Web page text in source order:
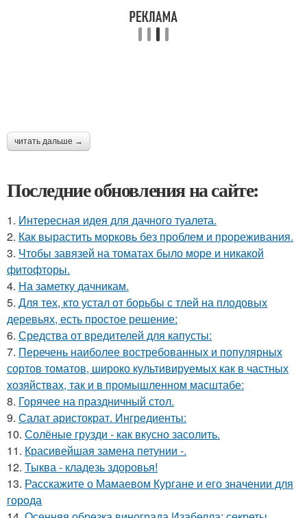
читать дальше →
Последние обновления на сайте:
1. Интересная идея для дачного туалета.
2. Как вырастить морковь без проблем и прореживания.
3. Чтобы завязей на томатах было море и никакой
фитофторы.
4. На заметку дачникам.
5. Для тех, кто устал от борьбы с тлей на плодовых
деревьях, есть простое решение:
6. Средства от вредителей для капусты:
7. Перечень наиболее востребованных и популярных
сортов томатов, широко культивируемых как в частных
хозяйствах, так и в промышленном масштабе:
8. Горячее на праздничный стол.
9. Салат аристократ. Ингредиенты:
10. Солёные грузди - как вкусно засолить.
11. Красивейшая замена петунии -.
12. Тыква - кладезь здоровья!
13. Расскажите о Мамаевом Кургане и его значении для
города